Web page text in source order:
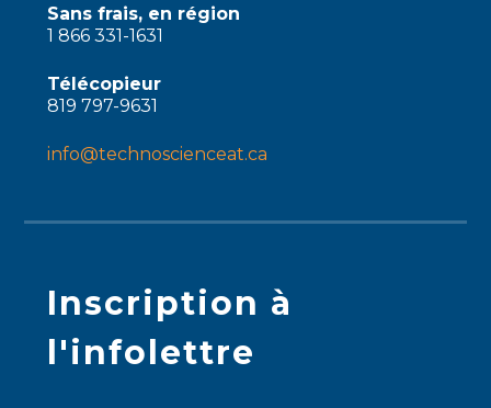
Sans frais, en région
1 866 331-1631
Télécopieur
819 797-9631
info@technoscienceat.ca
Inscription à
l'infolettre